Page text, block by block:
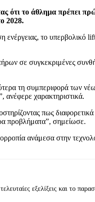
ότι το άθλημα πρέπει
2028.
ενέργειας, το υπερβολικό
σε συγκεκριμένες
τη συμπεριφορά των
ανέφερε χαρακτηριστικά.
πως
προβλήματα”, σημείωσε.
ανάμεσα στην
εξελίξεις και το